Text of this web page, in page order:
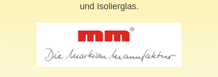
und Isolierglas.